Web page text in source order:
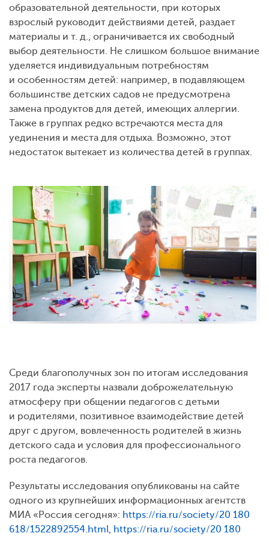
образовательной деятельности, при которых
взрослый руководит действиями детей, раздает
материалы и т. д., ограничивается их свободный
выбор деятельности. Не слишком большое внимание
уделяется индивидуальным потребностям
и особенностям детей: например, в подавляющем
большинстве детских садов не предусмотрена
замена продуктов для детей, имеющих аллергии.
Также в группах редко встречаются места для
уединения и места для отдыха. Возможно, этот
недостаток вытекает из количества детей в группах.
Среди благополучных зон по итогам исследования
2017 года эксперты назвали доброжелательную
атмосферу при общении педагогов с детьми
и родителями, позитивное взаимодействие детей
друг с другом, вовлеченность родителей в жизнь
детского сада и условия для профессионального
роста педагогов.
Результаты исследования опубликованы на сайте
одного из крупнейших информационных агентств
МИА «Россия сегодня»: https://ria.ru/society/20 180
618/1522892554.html, https://ria.ru/society/20 180